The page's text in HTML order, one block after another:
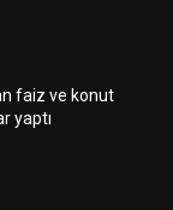
faiz ve konut
yaptı